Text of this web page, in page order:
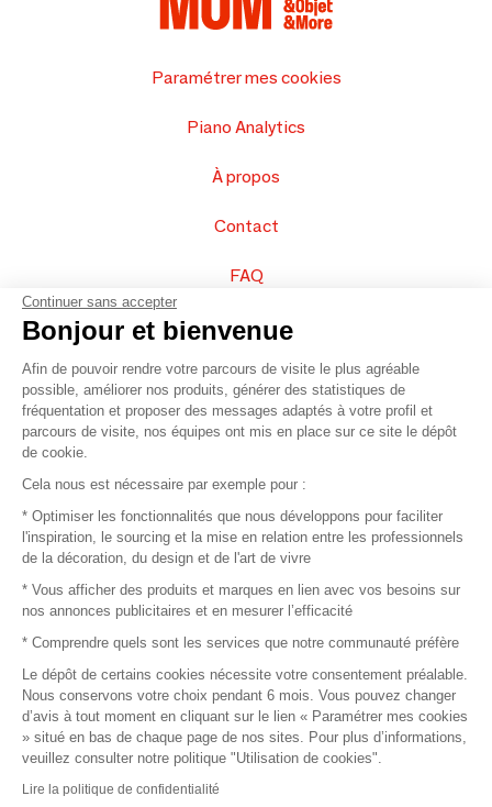
Paramétrer mes cookies
Piano Analytics
À propos
Contact
FAQ
Vendez vos produits
Plan du site
© 2016 –Organisation SAFI
Recrutement
Mentions légales
Conditions commerciales
Continuer sans accepter
Bonjour et bienvenue
Afin de pouvoir rendre votre parcours de visite le plus agréable
possible, améliorer nos produits, générer des statistiques de
fréquentation et proposer des messages adaptés à votre profil et
parcours de visite, nos équipes ont mis en place sur ce site le dépôt
de cookie.
Cela nous est nécessaire par exemple pour :
* Optimiser les fonctionnalités que nous développons pour faciliter
l'inspiration, le sourcing et la mise en relation entre les professionnels
de la décoration, du design et de l'art de vivre
* Vous afficher des produits et marques en lien avec vos besoins sur
nos annonces publicitaires et en mesurer l’efficacité
* Comprendre quels sont les services que notre communauté préfère
Le dépôt de certains cookies nécessite votre consentement préalable.
Nous conservons votre choix pendant 6 mois. Vous pouvez changer
d’avis à tout moment en cliquant sur le lien « Paramétrer mes cookies
» situé en bas de chaque page de nos sites. Pour plus d’informations,
veuillez consulter notre politique "Utilisation de cookies".
Lire la politique de confidentialité